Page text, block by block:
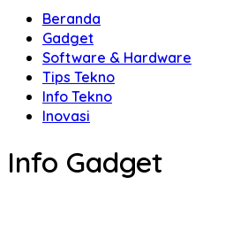
Beranda
Gadget
Software & Hardware
Tips Tekno
Info Tekno
Inovasi
Info Gadget